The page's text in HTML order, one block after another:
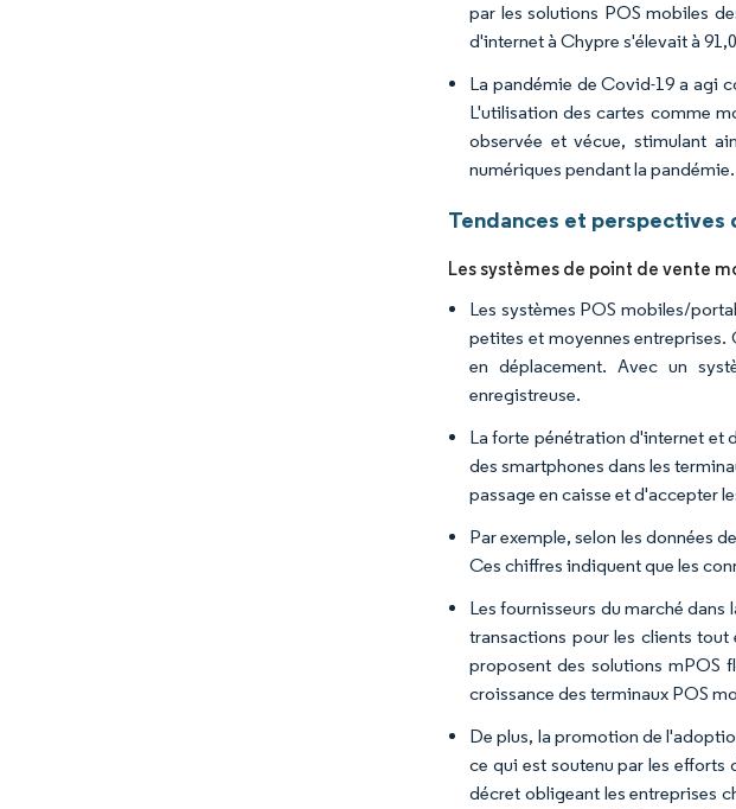
par les solutions POS mobiles
d'internet à Chypre s'élevait à
La pandémie de Covid-19 a agi
L'utilisation des cartes comme
observée et vécue, stimulant
numériques pendant la pandémie.
Tendances et perspectives
Les systèmes de point de vente
Les systèmes POS mobiles/
petites et moyennes entreprises.
en déplacement. Avec un
enregistreuse.
La forte pénétration d'internet et
des smartphones dans les
passage en caisse et d'accepter
Par exemple, selon les données
Ces chiffres indiquent que les
Les fournisseurs du marché
transactions pour les clients
proposent des solutions mPOS
croissance des terminaux POS
De plus, la promotion de
ce qui est soutenu par les efforts
décret obligeant les entreprises